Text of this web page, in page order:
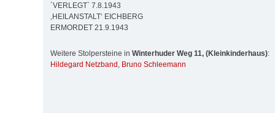
´VERLEGT` 7.8.1943
‚HEILANSTALT‘ EICHBERG
ERMORDET 21.9.1943
Weitere Stolpersteine in Winterhuder Weg 11, (Kleinkinderhaus):
Hildegard Netzband , Bruno Schleemann